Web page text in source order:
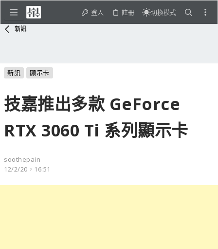
登入 註冊 切換模式
新訊
新訊 顯示卡
技嘉推出多款 GeForce
RTX 3060 Ti 系列顯示卡
soothepain
12/2/20，16:51